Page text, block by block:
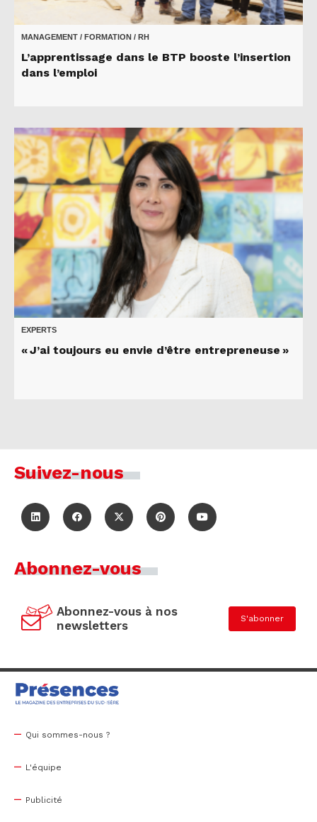
MANAGEMENT / FORMATION / RH
L’apprentissage dans le BTP booste l’insertion
dans l’emploi
EXPERTS
« J’ai toujours eu envie d’être entrepreneuse »
Suivez-nous
Abonnez-vous
Abonnez-vous à nos
newsletters
S'abonner
Qui sommes-nous ?
L'équipe
Publicité